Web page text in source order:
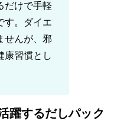
だけで手軽
す。ダイエ
せんが、邪
康習慣とし
躍するだしパック